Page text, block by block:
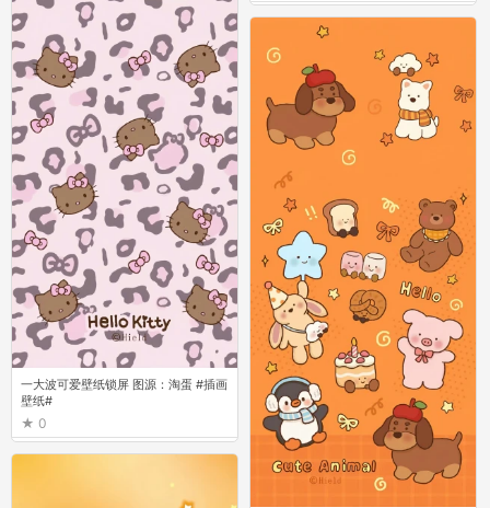
一大波可爱壁纸锁屏 图源：淘蛋 #插画
壁纸#
0